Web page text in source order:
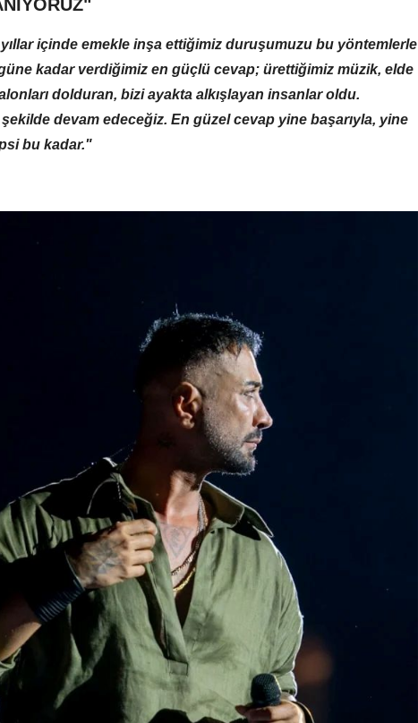
içinde emekle inşa ettiğimiz duruşumuzu bu yöntemlerle
kadar verdiğimiz en güçlü cevap; ürettiğimiz müzik, elde
dolduran, bizi ayakta alkışlayan insanlar oldu.
devam edeceğiz. En güzel cevap yine başarıyla, yine
bu kadar."